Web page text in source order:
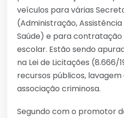
veículos para várias
(Administração, Assistência
Saúde) e para
escolar. Estão sendo
na Lei de Licitações (8.666/
recursos públicos, lavagem
associação criminosa.
Segundo com o promotor